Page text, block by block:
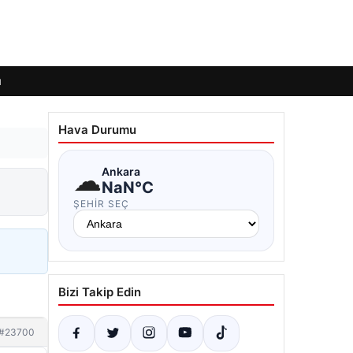
Hava Durumu
☁Ankara
NaN°C
ŞEHIR SEÇ
Bizi Takip Edin